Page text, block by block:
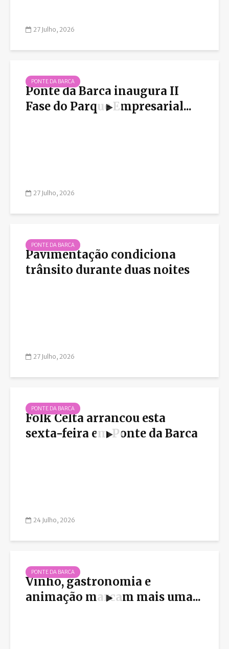
27 Julho, 2026
PONTE DA BARCA
Ponte da Barca inaugura II
Fase do Parque Empresarial...
27 Julho, 2026
PONTE DA BARCA
Pavimentação condiciona
trânsito durante duas noites
27 Julho, 2026
PONTE DA BARCA
Folk Celta arrancou esta
sexta-feira em Ponte da Barca
24 Julho, 2026
PONTE DA BARCA
Vinho, gastronomia e
animação marcam mais uma...